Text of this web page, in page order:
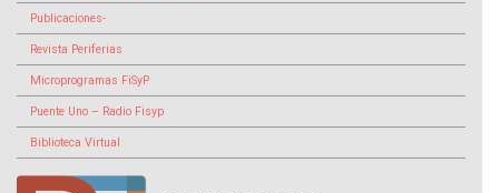
Publicaciones-
Revista Periferias
Microprogramas FiSyP
Puente Uno – Radio Fisyp
Biblioteca Virtual